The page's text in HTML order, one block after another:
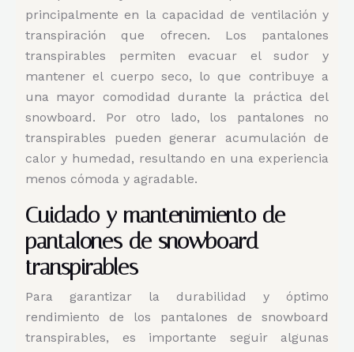
principalmente en la capacidad de ventilación y
transpiración que ofrecen. Los pantalones
transpirables permiten evacuar el sudor y
mantener el cuerpo seco, lo que contribuye a
una mayor comodidad durante la práctica del
snowboard. Por otro lado, los pantalones no
transpirables pueden generar acumulación de
calor y humedad, resultando en una experiencia
menos cómoda y agradable.
Cuidado y mantenimiento de
pantalones de snowboard
transpirables
Para garantizar la durabilidad y óptimo
rendimiento de los pantalones de snowboard
transpirables, es importante seguir algunas